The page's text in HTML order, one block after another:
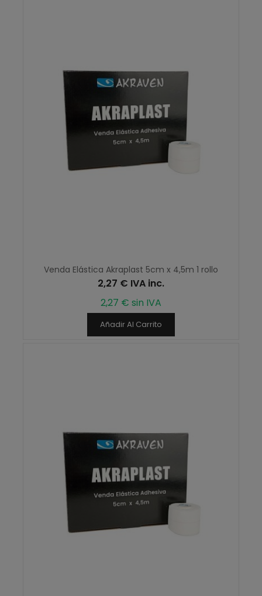
Venda Elástica Akraplast 5cm x 4,5m 1 rollo
2,27 € IVA inc.
2,27 € sin IVA
Añadir Al Carrito